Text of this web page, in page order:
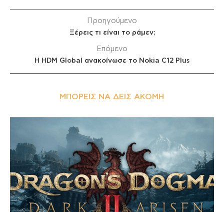
Προηγούμενο
Ξέρεις τι είναι το ράμεν;
Επόμενο
H HDM Global ανακοίνωσε το Nokia C12 Plus
ΜΠΟΡΕΊΣ ΝΑ ΔΕΙΣ ΑΚΌΜΗ